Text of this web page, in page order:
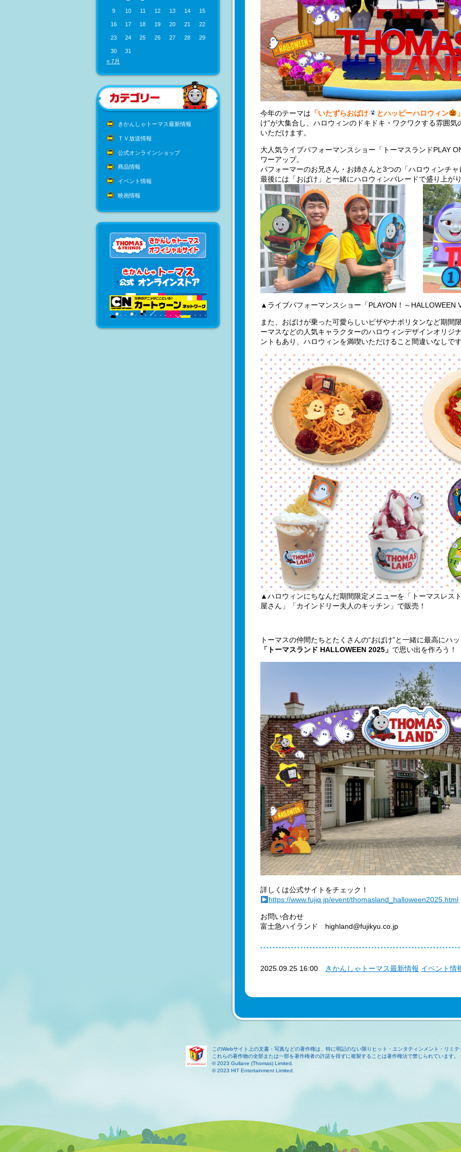
9 10 11 12 13 14 15
16 17 18 19 20 21 22
23 24 25 26 27 28 29
30
31
« 7月
きかんしゃトーマス最新情報
ＴＶ放送情報
公式オンラインショップ
商品情報
イベント情報
映画情報
今年のテーマは 「いたずらおばけ とハッピーハロウィン
け”が大集合し、ハロウィンのドキドキ・ワクワクする雰囲
いただけます。
大人気ライブパフォーマンスショー「トーマスランドPLAY
ワーアップ。
パフォーマーのお兄さん・お姉さんと3つの「ハロウィンチ
最後には「おばけ」と一緒にハロウィンパレードで盛り上が
▲ライブパフォーマンスショー「PLAYON！～HALLOWEEN
また、おばけが乗った可愛らしいピザやナポリタンなど期間
ーマスなどの人気キャラクターのハロウィンデザインオリジ
ントもあり、ハロウィンを満喫いただけること間違いなしで
▲ハロウィンにちなんだ期間限定メニューを「トーマスレス
屋さん」「カインドリー夫人のキッチン」で販売！
トーマスの仲間たちとたくさんの“おばけ”と一緒に最高にハ
「トーマスランド HALLOWEEN 2025」 で思い出を作ろう！
詳しくは公式サイトをチェック！
https://www.fujiq.jp/event/thomasland_halloween2025.html
お問い合わせ
富士急ハイランド highland@fujikyu.co.jp
2025.09.25 16:00 きかんしゃトーマス最新情報 イベント情
このWebサイト上の文書・写真などの著作権は、特に明記のない限りヒット・エンタティンメント・リミ
これらの著作物の全部または一部を著作権者の許諾を得ずに複製することは著作権法で禁じられています。
© 2023 Gullane (Thomas) Limited.
© 2023 HIT Entertainment Limited.